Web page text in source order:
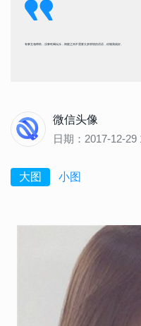
有事互相帮助，没事吃喝玩乐，闺蜜之间不需要太多矫情的话语，你懂我就好。
微信头像
日期：2017-12-29
大图 小图